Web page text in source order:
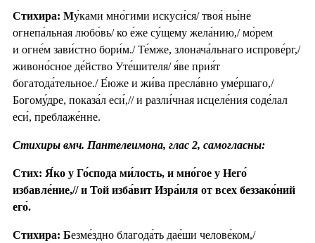
Стихира: Му́ками мно́гими искуси́ся/ твоя́ ны́не
огнепа́льная любо́вь/ ко е́же су́щему жела́нию,/ мо́рем
и огне́м зави́стно бори́м./ Те́мже, злонача́льнаго испрове́рг,/
живоно́сное де́йство Уте́шителя/ я́ве прия́т
богатода́тельное./ Е́юже и жи́ва пресла́вно уме́ршаго,/
Богому́дре, показа́л еси́,// и разли́чная исцеле́ния соде́лал
еси́, преблаже́нне.
Стихиры вмч. Пантелеимона, глас 2, самогласны:
Стих: Я́ко у Го́спода ми́лость, и мно́гое у Него́
избавле́ние,// и Той изба́вит Изра́иля от всех беззако́ний
его́.
Стихира: Безме́здно благода́ть дае́ши челове́ком,/